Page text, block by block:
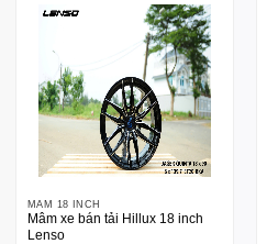
MÂM 18 INCH
Mâm xe bán tải Hillux 18 inch
Lenso